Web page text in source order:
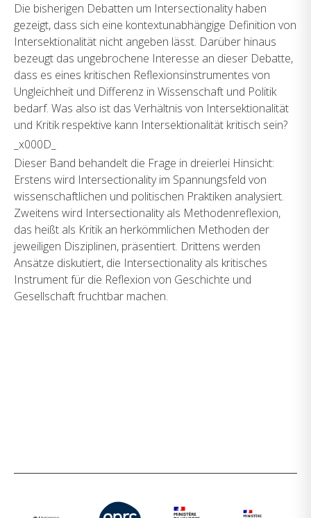
Die bisherigen Debatten um Intersectionality haben
gezeigt, dass sich eine kontextunabhängige Definition von
Intersektionalität nicht angeben lässt. Darüber hinaus
bezeugt das ungebrochene Interesse an dieser Debatte,
dass es eines kritischen Reflexionsinstrumentes von
Ungleichheit und Differenz in Wissenschaft und Politik
bedarf. Was also ist das Verhältnis von Intersektionalität
und Kritik respektive kann Intersektionalität kritisch sein?
_x000D_
Dieser Band behandelt die Frage in dreierlei Hinsicht:
Erstens wird Intersectionality im Spannungsfeld von
wissenschaftlichen und politischen Praktiken analysiert.
Zweitens wird Intersectionality als Methodenreflexion,
das heißt als Kritik an herkömmlichen Methoden der
jeweiligen Disziplinen, präsentiert. Drittens werden
Ansätze diskutiert, die Intersectionality als kritisches
Instrument für die Reflexion von Geschichte und
Gesellschaft fruchtbar machen.